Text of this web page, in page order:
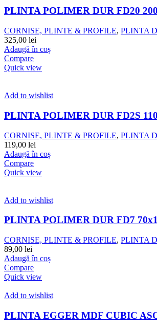
PLINTA POLIMER DUR FD20
CORNISE, PLINTE & PROFILE, PLINTA
325,00 lei
Adaugă în coș
Compare
Quick view
Add to wishlist
PLINTA POLIMER DUR FD2S
CORNISE, PLINTE & PROFILE, PLINTA
119,00 lei
Adaugă în coș
Compare
Quick view
Add to wishlist
PLINTA POLIMER DUR FD7
CORNISE, PLINTE & PROFILE, PLINTA
89,00 lei
Adaugă în coș
Compare
Quick view
Add to wishlist
PLINTA EGGER MDF CUBIC